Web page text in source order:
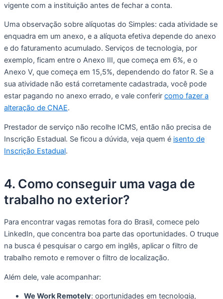
vigente com a instituição antes de fechar a conta.
Uma observação sobre alíquotas do Simples: cada atividade se
enquadra em um anexo, e a alíquota efetiva depende do anexo
e do faturamento acumulado. Serviços de tecnologia, por
exemplo, ficam entre o Anexo III, que começa em 6%, e o
Anexo V, que começa em 15,5%, dependendo do fator R. Se a
sua atividade não está corretamente cadastrada, você pode
estar pagando no anexo errado, e vale conferir como fazer a
alteração de CNAE.
Prestador de serviço não recolhe ICMS, então não precisa de
Inscrição Estadual. Se ficou a dúvida, veja quem é isento de
Inscrição Estadual.
4. Como conseguir uma vaga de
trabalho no exterior?
Para encontrar vagas remotas fora do Brasil, comece pelo
LinkedIn, que concentra boa parte das oportunidades. O truque
na busca é pesquisar o cargo em inglês, aplicar o filtro de
trabalho remoto e remover o filtro de localização.
Além dele, vale acompanhar:
We Work Remotely: oportunidades em tecnologia,